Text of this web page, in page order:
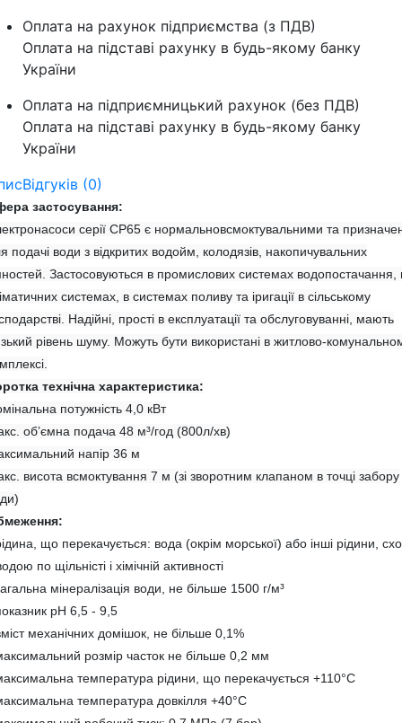
Оплата на рахунок підприємства (з ПДВ)
Оплата на підставі рахунку в будь-якому банку
України
Оплата на підприємницький рахунок (без ПДВ)
Оплата на підставі рахунку в будь-якому банку
України
Відгуків (0)
застосування:
серії CP65 є нормальновсмоктувальними та
подачі води з відкритих водойм, колодязів, накопичувальних
Застосовуються в промислових системах водопостачання,
системах, в системах поливу та іригації в сільському
Надійні, прості в експлуатації та обслуговуванні, мають
рівень шуму. Можуть бути використані в житлово-
технічна характеристика:
потужність 4,0 кВт
об’ємна подача 48 м³/год (800л/хв)
напір 36 м
висота всмоктування 7 м (зі зворотним клапаном в точці забору
що перекачується: вода (окрім морської) або інші рідини,
по щільністі і хімічній активності
мінералізація води, не більше 1500 г/м³
рН 6,5 - 9,5
механічних домішок, не більше 0,1%
розмір часток не більше 0,2 мм
температура рідини, що перекачується +110°С
температура довкілля +40°С